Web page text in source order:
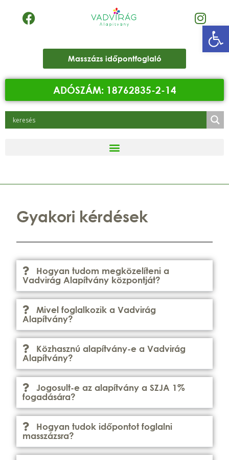
Masszázs időpontfoglaló
ADÓSZÁM: 18762835-2-14
Gyakori kérdések
Hogyan tudom megközelíteni a
Vadvirág Alapítvány központját?
Mivel foglalkozik a Vadvirág
Alapítvány?
Közhasznú alapítvány-e a Vadvirág
Alapítvány?
Jogosult-e az alapítvány a SZJA 1%
fogadására?
Hogyan tudok időpontot foglalni
masszázsra?